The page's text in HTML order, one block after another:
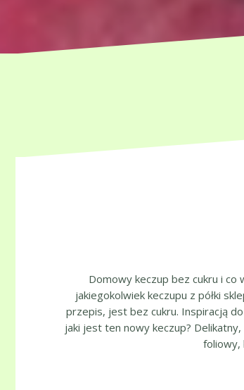
Domowy keczup bez cukru i co
jakiegokolwiek keczupu z półki
przepis, jest bez cukru. Inspiracją
jaki jest ten nowy keczup?
foliowy,